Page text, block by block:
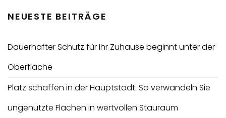
NEUESTE BEITRÄGE
Dauerhafter Schutz für Ihr Zuhause beginnt unter der
Oberfläche
Platz schaffen in der Hauptstadt: So verwandeln Sie
ungenutzte Flächen in wertvollen Stauraum